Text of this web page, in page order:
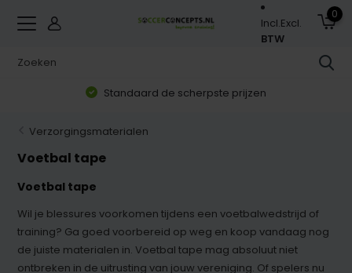
Incl.Excl.
BTW
0
Standaard de scherpste prijzen
Verzorgingsmaterialen
Voetbal tape
Voetbal tape
Wil je blessures voorkomen tijdens een voetbalwedstrijd of
training? Ga goed voorbereid op weg en koop vandaag nog
de juiste materialen in. Voetbal tape mag absoluut niet
ontbreken in de uitrusting van jouw vereniging. Of spelers nu